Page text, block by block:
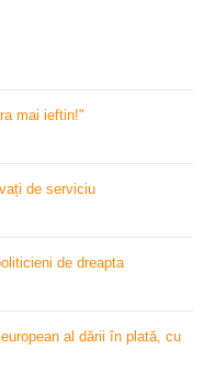
mai ieftin!"
de serviciu
de dreapta
al dării în plată, cu